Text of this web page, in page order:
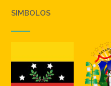
SIMBOLOS